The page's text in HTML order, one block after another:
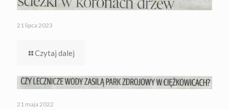
21 lipca 2023
Czytaj dalej
21 maja 2022